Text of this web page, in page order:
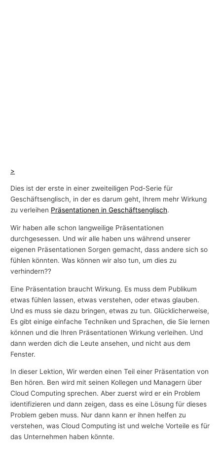
>
Dies ist der erste in einer zweiteiligen Pod-Serie für
Geschäftsenglisch, in der es darum geht, Ihrem mehr Wirkung
zu verleihen Präsentationen in Geschäftsenglisch.
Wir haben alle schon langweilige Präsentationen
durchgesessen. Und wir alle haben uns während unserer
eigenen Präsentationen Sorgen gemacht, dass andere sich so
fühlen könnten. Was können wir also tun, um dies zu
verhindern??
Eine Präsentation braucht Wirkung. Es muss dem Publikum
etwas fühlen lassen, etwas verstehen, oder etwas glauben.
Und es muss sie dazu bringen, etwas zu tun. Glücklicherweise,
Es gibt einige einfache Techniken und Sprachen, die Sie lernen
können und die Ihren Präsentationen Wirkung verleihen. Und
dann werden dich die Leute ansehen, und nicht aus dem
Fenster.
In dieser Lektion, Wir werden einen Teil einer Präsentation von
Ben hören. Ben wird mit seinen Kollegen und Managern über
Cloud Computing sprechen. Aber zuerst wird er ein Problem
identifizieren und dann zeigen, dass es eine Lösung für dieses
Problem geben muss. Nur dann kann er ihnen helfen zu
verstehen, was Cloud Computing ist und welche Vorteile es für
das Unternehmen haben könnte.